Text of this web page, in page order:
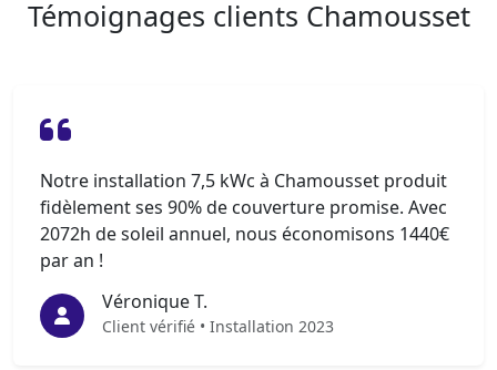
Témoignages clients Chamousset
Notre installation 7,5 kWc à Chamousset produit
fidèlement ses 90% de couverture promise. Avec
2072h de soleil annuel, nous économisons 1440€
par an !
Véronique T.
Client vérifié • Installation 2023